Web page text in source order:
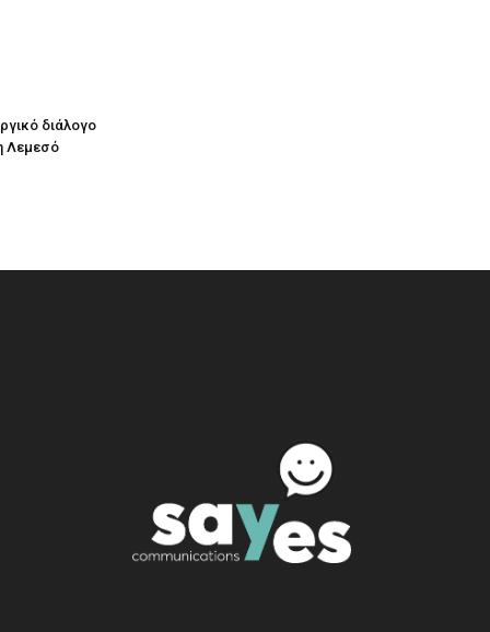
διάλογο
Λεμεσό